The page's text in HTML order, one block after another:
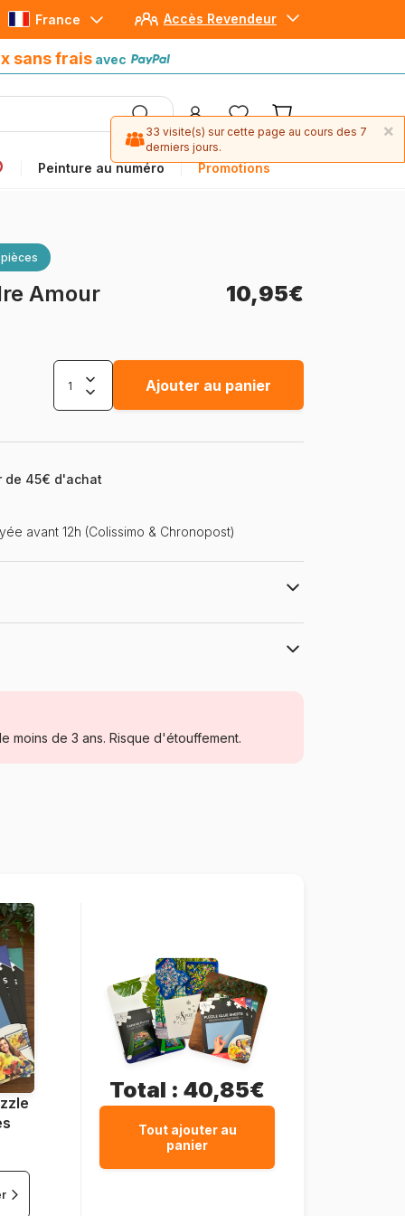
Accès Revendeur
France
sans frais avec
Peinture au numéro Promotions
avec Paypal
Amour 10,95€
Ajouter au panier
de 45€ d'achat
avant 12h (Colissimo & Chronopost)
x 68 cm
Puzzles - Bébés et Enfants
moins de 3 ans. Risque d'étouffement.
Total : 40,85€
Tout ajouter au
panier
×
33 visite(s) sur cette page au cours des 7
derniers jours.